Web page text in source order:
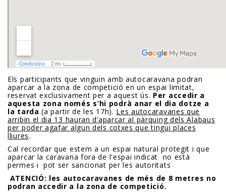
Els participants que vinguin amb autocaravana podran
aparcar a la zona de competició en un espai limitat,
reservat exclusivament per a aquest ús. Per accedir a
aquesta zona només s’hi podrà anar el dia dotze a
la tarda (a partir de les 17h). Les autocaravanes que
arribin el dia 13 hauran d’aparcar al pàrquing dels Alabaus
per poder agafar algun dels cotxes que tingui places
lliures.
Cal recordar que estem a un espai natural protegit i que
aparcar la caravana fora de l'espai indicat no està
permes i pot ser sancionat per les autoritats
ATENCIÓ: les autocaravanes de més de 8 metres no
podran accedir a la zona de competició.